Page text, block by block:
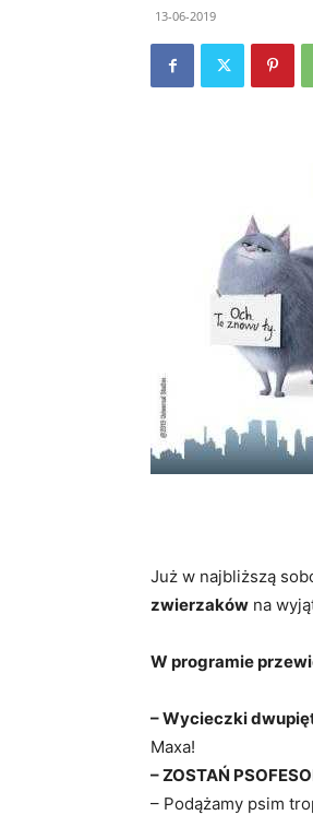
13-06-2019
Już w najbliższą
zwierzaków na
W programie
– Wycieczki
Maxa!
– ZOSTAŃ
– Podążamy psim